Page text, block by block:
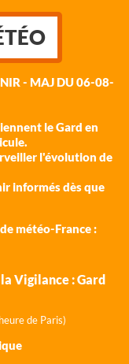
- MAJ DU 06-08-
le Gard en
l'évolution de
informés dès que
météo-France :
Vigilance : Gard
de Paris)